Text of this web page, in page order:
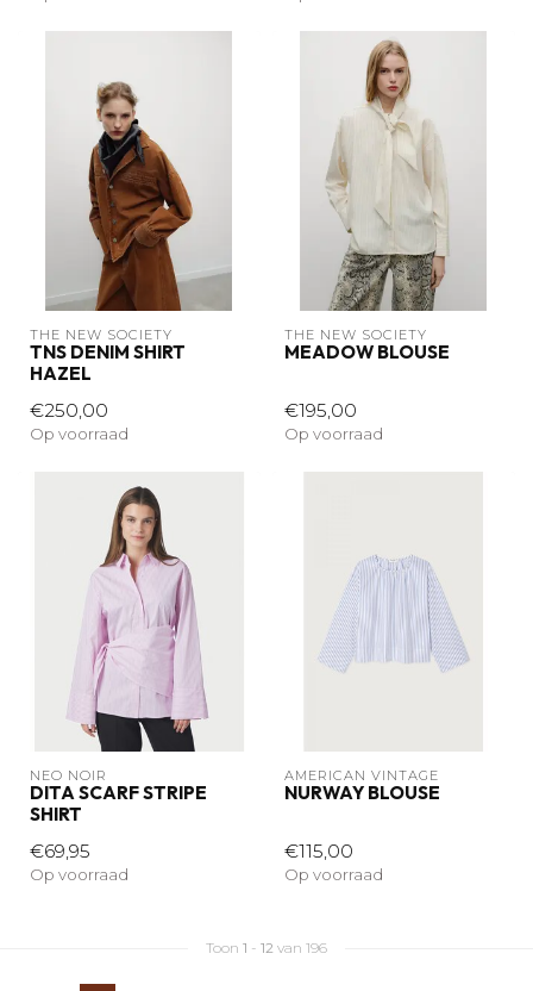
THE NEW SOCIETY
TNS DENIM SHIRT
HAZEL
€250,00
Op voorraad
THE NEW SOCIETY
MEADOW BLOUSE
€195,00
Op voorraad
NEO NOIR
DITA SCARF STRIPE
SHIRT
€69,95
Op voorraad
AMERICAN VINTAGE
NURWAY BLOUSE
€115,00
Op voorraad
Toon 1 - 12 van 196